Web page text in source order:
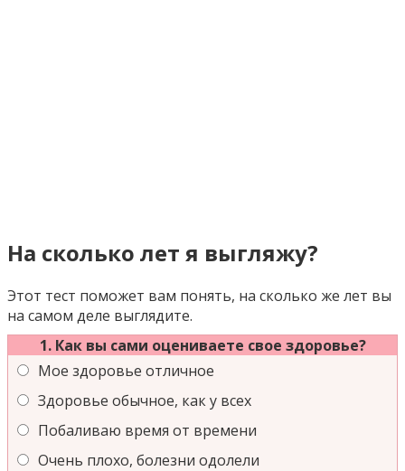
На сколько лет я выгляжу?
Этот тест поможет вам понять, на сколько же лет вы
на самом деле выглядите.
1. Как вы сами оцениваете свое здоровье?
Мое здоровье отличное
Здоровье обычное, как у всех
Побаливаю время от времени
Очень плохо, болезни одолели